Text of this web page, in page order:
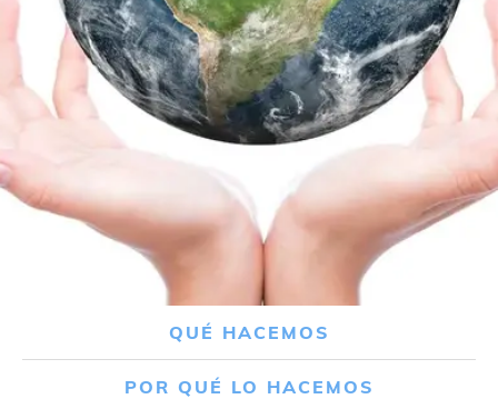
QUÉ HACEMOS
POR QUÉ LO HACEMOS